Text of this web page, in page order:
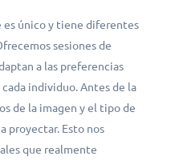
es único y tiene diferentes
sesiones de
a las preferencias
individuo. Antes de la
de la imagen y el tipo de
proyectar. Esto nos
que realmente